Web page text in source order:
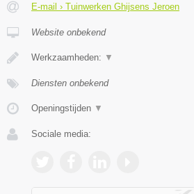
E-mail › Tuinwerken Ghijsens Jeroen
Website onbekend
Werkzaamheden: ▼
Diensten onbekend
Openingstijden ▼
Sociale media: